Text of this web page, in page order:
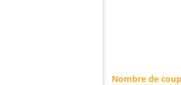
Nombre de